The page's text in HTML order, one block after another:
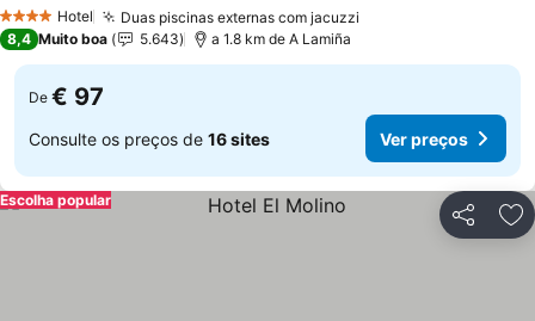
4 EstrelasHotel Duas piscinas externas com jacuzzi
8,4 Muito boa 5.643 a 1.8 km de A Lamiña
De € 97
Consulte os preços de 16 sites Ver preços
Partilhar
Escolha popular